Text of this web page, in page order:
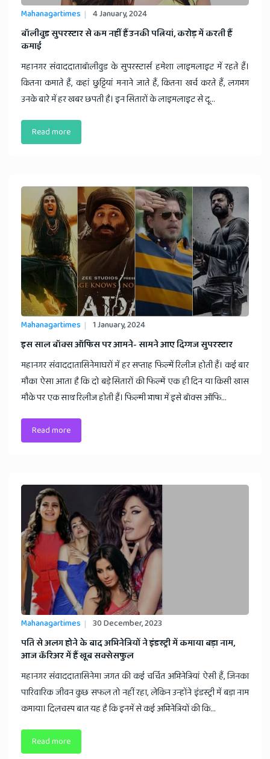
Mahanagartimes 4 January, 2024
बॉलीवुड सुपरस्टार से कम नहीं हैं उनकी पत्नियां, करोड़ में करती हैं
कमाई
महानगर संवाददाताबॉलीवुड के सुपरस्टार्स हमेशा लाइमलाइट में रहते हैं।
कितना कमाते हैं, कहां छुट्टियां मनाने जाते हैं, कितना खर्च करते हैं, लगभग
उनके बारे में हर खबर छपती है। इन सितारों के लाइमलाइट से दू...
Read more
Mahanagartimes 1 January, 2024
​इस साल बॉक्स ऑफिस पर आमने- सामने आए दिग्गज सुपरस्टार
महानगर संवाददातासिनेमाघरों में हर सप्ताह फिल्में रिलीज होती हैं। कई बार
मौका ऐसा आता है कि दो बड़े सितारों की फिल्में एक ही दिन या किसी खास
मौके पर एक साथ रिलीज होती हैं। फिल्मी भाषा में इसे बॉक्स ऑफि...
Read more
Mahanagartimes 30 December, 2023
पति से अलग होने के बाद अभिनेत्रियों ने इंडस्ट्री में कमाया बड़ा नाम,
आज कॅरिअर में हैं खूब सक्सेसफुल
महानगर संवाददातासिनेमा जगत की कई चर्चित अभिनेत्रियां ऐसी हैं, जिनका
पारिवारिक जीवन कुछ सफल तो नहीं रहा, लेकिन उन्होंने इंडस्ट्री में बड़ा नाम
कमाया। दिलचस्प बात यह है कि इनमें से कई अभिनेत्रियों की कि...
Read more